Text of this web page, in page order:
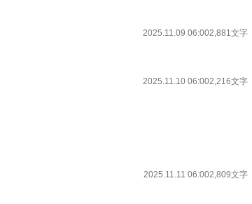
2025.11.09 06:002,881文字
2025.11.10 06:002,216文字
2025.11.11 06:002,809文字